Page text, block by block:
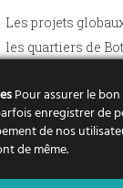
Les projets
les quartiers de
21 avril 2022
Rezé Château : le
Pour assurer le
enregistrer de
de nos
de même.